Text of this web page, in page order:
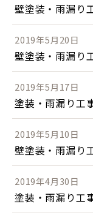
壁塗装・雨漏り
2019年5月20日
壁塗装・雨漏り
2019年5月17日
塗装・雨漏り工
2019年5月10日
壁塗装・雨漏り
2019年4月30日
塗装・雨漏り工